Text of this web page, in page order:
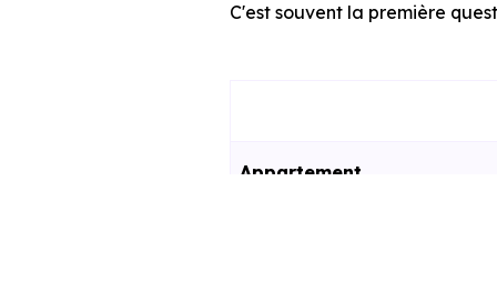
C'est souvent la première
Appartement